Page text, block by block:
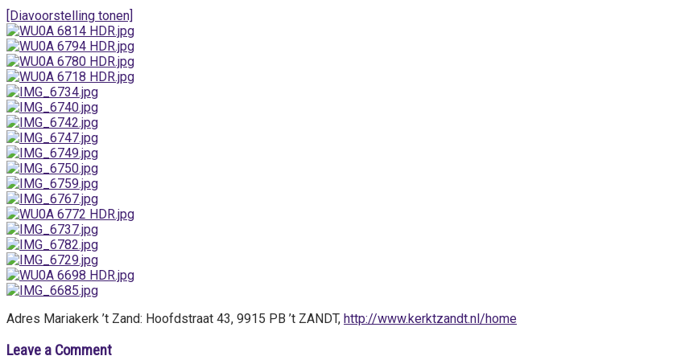
[Diavoorstelling tonen]
Adres Mariakerk ’t Zand: Hoofdstraat 43, 9915 PB ’t ZANDT, http://www.kerktzandt.nl/home
Leave a Comment